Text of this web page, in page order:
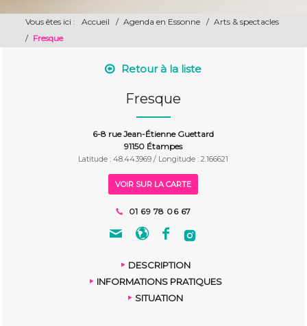
Vous êtes ici : Accueil / Agenda en Essonne / Arts & spectacles
/ Fresque
Retour à la liste
Fresque
6-8 rue Jean-Étienne Guettard
91150 Étampes
Latitude : 48.443969 / Longitude : 2.166621
VOIR SUR LA CARTE
01 69 78 06 67
DESCRIPTION
INFORMATIONS PRATIQUES
SITUATION